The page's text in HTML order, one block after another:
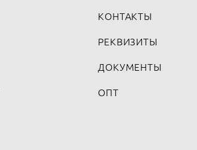
КОНТАКТЫ
РЕКВИЗИТЫ
ДОКУМЕНТЫ
ОПТ